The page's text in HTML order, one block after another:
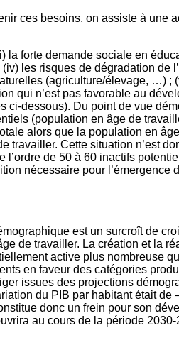
ces besoins, on assiste à une
la forte demande sociale en
les risques de dégradation de
(agriculture/élevage, …) ;
qui n’est pas favorable au
ci-dessous). Du point de vue
(population en âge de
alors que la population en
travailler. Cette situation n’est
de 50 à 60 inactifs
nécessaire pour l’émergence
est un surcroît de
de travailler. La création et la
active plus nombreuse
en faveur des catégories
issues des projections
du PIB par habitant était de
donc un frein pour son
au cours de la période